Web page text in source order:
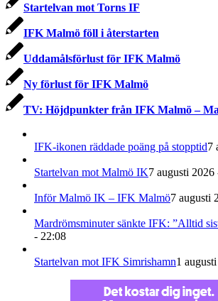
Startelvan mot Torns IF
IFK Malmö föll i återstarten
Uddamålsförlust för IFK Malmö
Ny förlust för IFK Malmö
TV: Höjdpunkter från IFK Malmö –
IFK-ikonen räddade poäng på stopptid7
Startelvan mot Malmö IK7 augusti 2026
Inför Malmö IK – IFK Malmö7 augusti
Mardrömsminuter sänkte IFK: ”Alltid
- 22:08
Startelvan mot IFK Simrishamn1